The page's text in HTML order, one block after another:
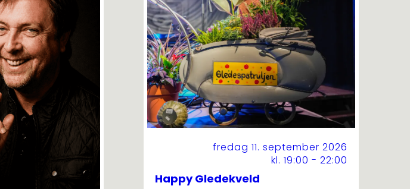
fredag 11. september 2026
kl. 19:00 - 22:00
Happy Gledekveld